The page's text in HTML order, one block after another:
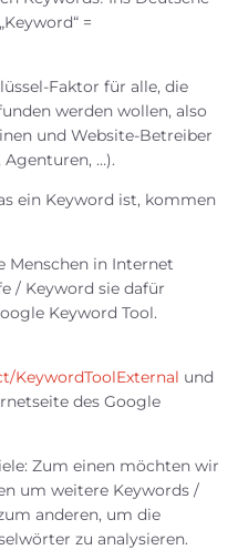
=
Faktor für alle, die
werden wollen, also
und Website-Betreiber
Agenturen, …).
ein Keyword ist, kommen
Menschen in Internet
/ Keyword sie dafür
Keyword Tool.
KeywordToolExternal und
des Google
Zum einen möchten wir
um weitere Keywords /
anderen, um die
zu analysieren.